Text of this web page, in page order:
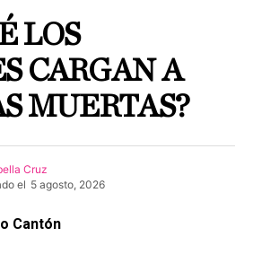
LOS
CARGAN A
MUERTAS?
Cruz
el 5 agosto, 2026
Cantón